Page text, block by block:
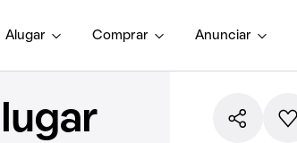
Alugar Comprar Anunciar